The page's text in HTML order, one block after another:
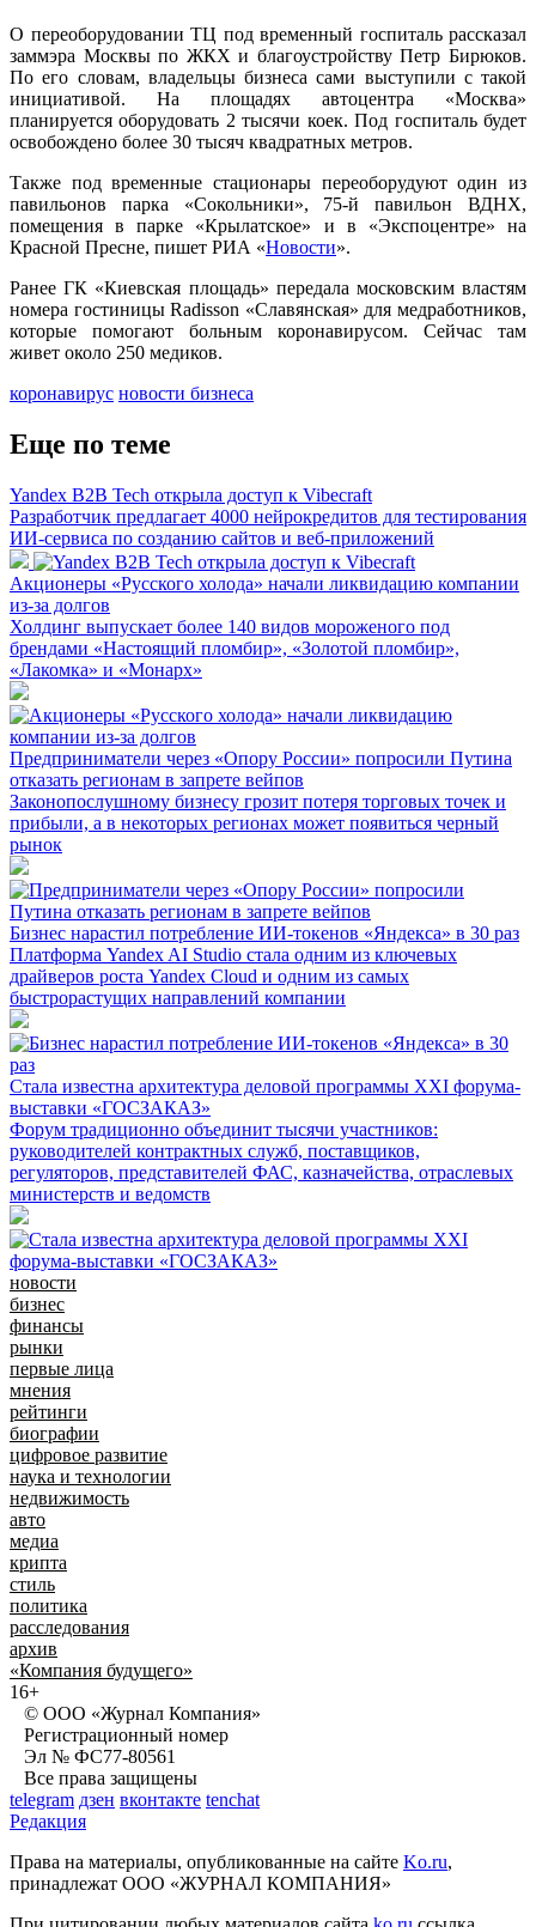
О переоборудовании ТЦ под временный госпиталь рассказал
заммэра Москвы по ЖКХ и благоустройству Петр Бирюков.
По его словам, владельцы бизнеса сами выступили с такой
инициативой. На площадях автоцентра «Москва»
планируется оборудовать 2 тысячи коек. Под госпиталь будет
освобождено более 30 тысяч квадратных метров.
Также под временные стационары переоборудуют один из
павильонов парка «Сокольники», 75-й павильон ВДНХ,
помещения в парке «Крылатское» и в «Экспоцентре» на
Красной Пресне, пишет РИА «Новости».
Ранее ГК «Киевская площадь» передала московским властям
номера гостиницы Radisson «Славянская» для медработников,
которые помогают больным коронавирусом. Сейчас там
живет около 250 медиков.
коронавирус новости бизнеса
Еще по теме
Yandex B2B Tech открыла доступ к Vibecraft
Разработчик предлагает 4000 нейрокредитов для тестирования
ИИ-сервиса по созданию сайтов и веб-приложений
Акционеры «Русского холода» начали ликвидацию компании
из-за долгов
Холдинг выпускает более 140 видов мороженого под
брендами «Настоящий пломбир», «Золотой пломбир»,
«Лакомка» и «Монарх»
Предприниматели через «Опору России» попросили Путина
отказать регионам в запрете вейпов
Законопослушному бизнесу грозит потеря торговых точек и
прибыли, а в некоторых регионах может появиться черный
рынок
Бизнес нарастил потребление ИИ-токенов «Яндекса» в 30 раз
Платформа Yandex AI Studio стала одним из ключевых
драйверов роста Yandex Cloud и одним из самых
быстрорастущих направлений компании
Стала известна архитектура деловой программы XXI форума-
выставки «ГОСЗАКАЗ»
Форум традиционно объединит тысячи участников:
руководителей контрактных служб, поставщиков,
регуляторов, представителей ФАС, казначейства, отраслевых
министерств и ведомств
новости
бизнес
финансы
рынки
первые лица
мнения
рейтинги
биографии
цифровое развитие
наука и технологии
недвижимость
авто
медиа
крипта
стиль
политика
расследования
архив
«Компания будущего»
16+
© ООО «Журнал Компания»
Регистрационный номер
Эл № ФС77-80561
Все права защищены
telegram дзен вконтакте tenchat
Редакция
Права на материалы, опубликованные на сайте Ko.ru,
принадлежат ООО «ЖУРНАЛ КОМПАНИЯ»